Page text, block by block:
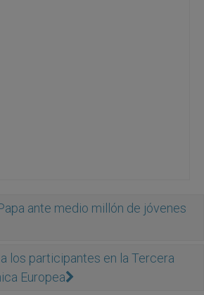
ante medio millón de jóvenes
los participantes en la Tercera
Europea